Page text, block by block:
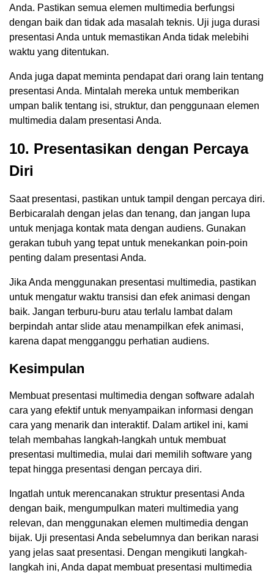
Anda. Pastikan semua elemen multimedia berfungsi
dengan baik dan tidak ada masalah teknis. Uji juga durasi
presentasi Anda untuk memastikan Anda tidak melebihi
waktu yang ditentukan.
Anda juga dapat meminta pendapat dari orang lain tentang
presentasi Anda. Mintalah mereka untuk memberikan
umpan balik tentang isi, struktur, dan penggunaan elemen
multimedia dalam presentasi Anda.
10. Presentasikan dengan Percaya
Diri
Saat presentasi, pastikan untuk tampil dengan percaya diri.
Berbicaralah dengan jelas dan tenang, dan jangan lupa
untuk menjaga kontak mata dengan audiens. Gunakan
gerakan tubuh yang tepat untuk menekankan poin-poin
penting dalam presentasi Anda.
Jika Anda menggunakan presentasi multimedia, pastikan
untuk mengatur waktu transisi dan efek animasi dengan
baik. Jangan terburu-buru atau terlalu lambat dalam
berpindah antar slide atau menampilkan efek animasi,
karena dapat mengganggu perhatian audiens.
Kesimpulan
Membuat presentasi multimedia dengan software adalah
cara yang efektif untuk menyampaikan informasi dengan
cara yang menarik dan interaktif. Dalam artikel ini, kami
telah membahas langkah-langkah untuk membuat
presentasi multimedia, mulai dari memilih software yang
tepat hingga presentasi dengan percaya diri.
Ingatlah untuk merencanakan struktur presentasi Anda
dengan baik, mengumpulkan materi multimedia yang
relevan, dan menggunakan elemen multimedia dengan
bijak. Uji presentasi Anda sebelumnya dan berikan narasi
yang jelas saat presentasi. Dengan mengikuti langkah-
langkah ini, Anda dapat membuat presentasi multimedia